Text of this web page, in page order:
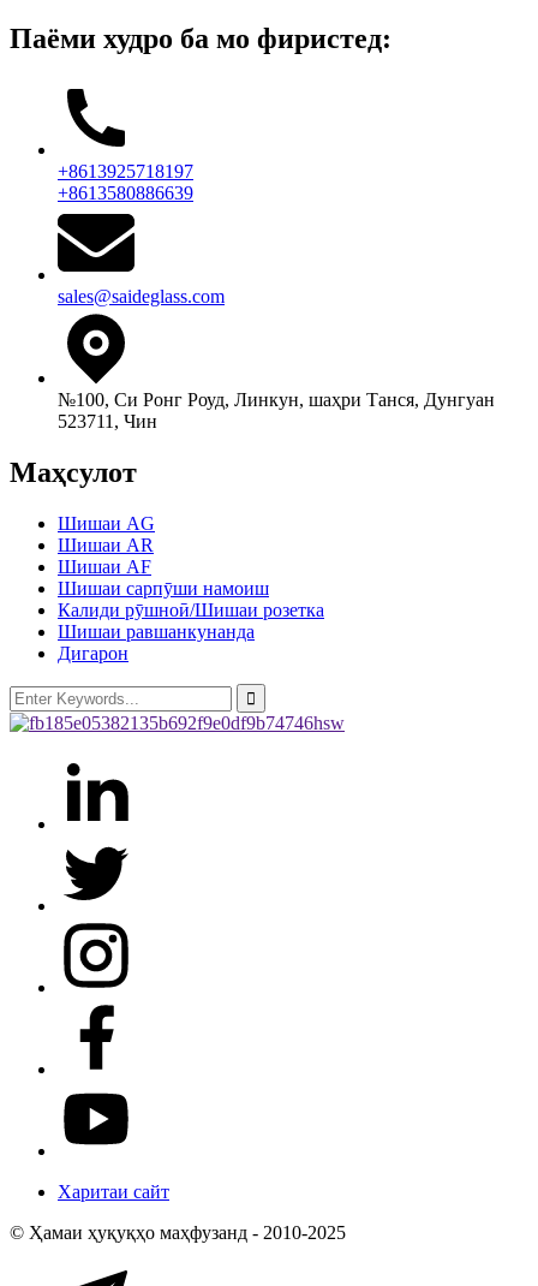
Паёми худро ба мо фиристед:
+8613925718197
+8613580886639
sales@saideglass.com
№100, Си Ронг Роуд, Линкун, шаҳри Танся, Дунгуан
523711, Чин
Маҳсулот
Шишаи AG
Шишаи AR
Шишаи AF
Шишаи сарпӯши намоиш
Калиди рӯшноӣ/Шишаи розетка
Шишаи равшанкунанда
Дигарон
Харитаи сайт
© Ҳамаи ҳуқуқҳо маҳфузанд - 2010-2025